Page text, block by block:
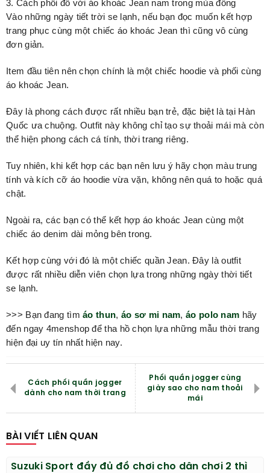
3. Cách phối đồ với áo khoác Jean nam trong mùa đông
Vào những ngày tiết trời se lạnh, nếu bạn đọc muốn kết hợp
trang phục cùng một chiếc áo khoác Jean thì cũng vô cùng
đơn giản.
Item đầu tiên nên chọn chính là một chiếc hoodie và phối cùng
áo khoác Jean.
Đây là phong cách được rất nhiều bạn trẻ, đặc biệt là tại Hàn
Quốc ưa chuộng. Outfit này không chỉ tạo sự thoải mái mà còn
thể hiện phong cách cá tính, thời trang riêng.
Tuy nhiên, khi kết hợp các bạn nên lưu ý hãy chọn màu trung
tính và kích cỡ áo hoodie vừa vặn, không nên quá to hoặc quá
chật.
Ngoài ra, các bạn có thể kết hợp áo khoác Jean cùng một
chiếc áo denim dài mỏng bên trong.
Kết hợp cùng với đó là một chiếc quần Jean. Đây là outfit
được rất nhiều diễn viên chọn lựa trong những ngày thời tiết
se lạnh.
>>> Bạn đang tìmáo thun, áo sơ mi nam,áo polo nam hãy
đến ngay 4menshop để tha hồ chọn lựa những mẫu thời trang
hiện đại uy tín nhất hiện nay.
Cách phối quần jogger
dành cho nam thời trang
Phối quần jogger cùng
giày sao cho nam thoải
mái
BÀI VIẾT LIÊN QUAN
Suzuki Sport đầy đủ đồ chơi cho dân chơi 2 thì